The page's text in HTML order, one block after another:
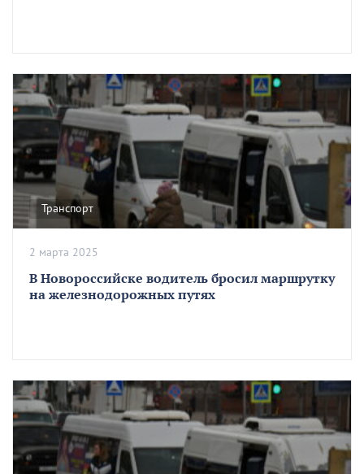
Транспорт
В Новороссийске водитель бросил маршрутку
на железнодорожных путях
2 марта 2025